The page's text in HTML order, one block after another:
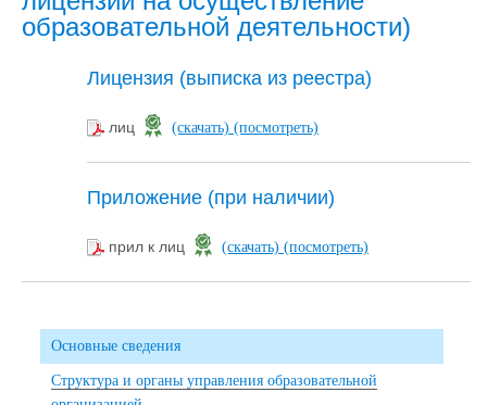
образовательной деятельности)
Лицензия (выписка из реестра)
лиц (скачать) (посмотреть)
Приложение (при наличии)
прил к лиц (скачать) (посмотреть)
Основные сведения
Структура и органы управления образовательной